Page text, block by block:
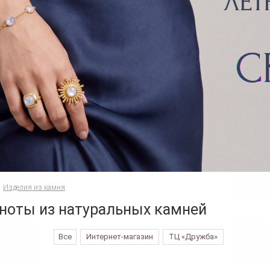
Изделия из камня
из натуральных камней
Все Интернет-магазин ТЦ «Дружба»